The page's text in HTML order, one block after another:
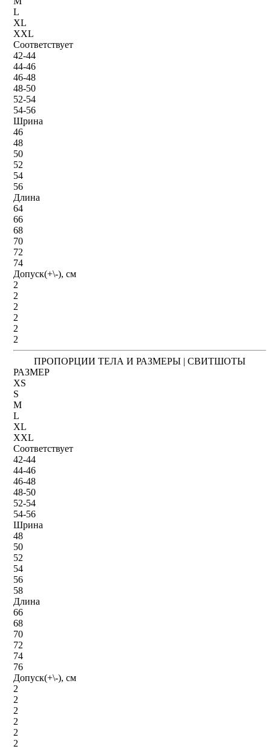
L
XL
XXL
Соответствует
42-44
44-46
46-48
48-50
52-54
54-56
Шрина
46
48
50
52
54
56
Длина
64
66
68
70
72
74
Допуск(+\-), см
2
2
2
2
2
2
ПРОПОРЦИИ ТЕЛА И РАЗМЕРЫ | СВИТШОТЫ
РАЗМЕР
XS
S
M
L
XL
XXL
Соответствует
42-44
44-46
46-48
48-50
52-54
54-56
Шрина
48
50
52
54
56
58
Длина
66
68
70
72
74
76
Допуск(+\-), см
2
2
2
2
2
2